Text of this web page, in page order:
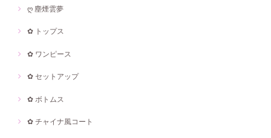
ღ 塵煙雲夢
✿ トップス
✿ ワンピース
✿ セットアップ
✿ ボトムス
✿ チャイナ風コート